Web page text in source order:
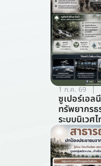
1 ก.ค. 69
ซูเปอร์เอล
ทรัพยากร
ระบบนิเวศ
ภูมิคุ้มกันต่
(สาขาการ
ทรัพยากรธ